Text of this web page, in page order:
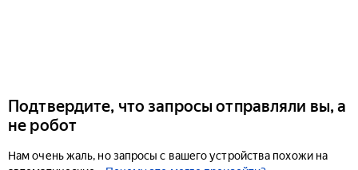
Подтвердите, что запросы отправляли вы, а
не робот
Нам очень жаль, но запросы с вашего устройства похожи на